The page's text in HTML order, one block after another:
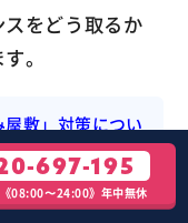
をどう取るか
。
敷」対策につい
697-195
08:00〜24:00》年中無休